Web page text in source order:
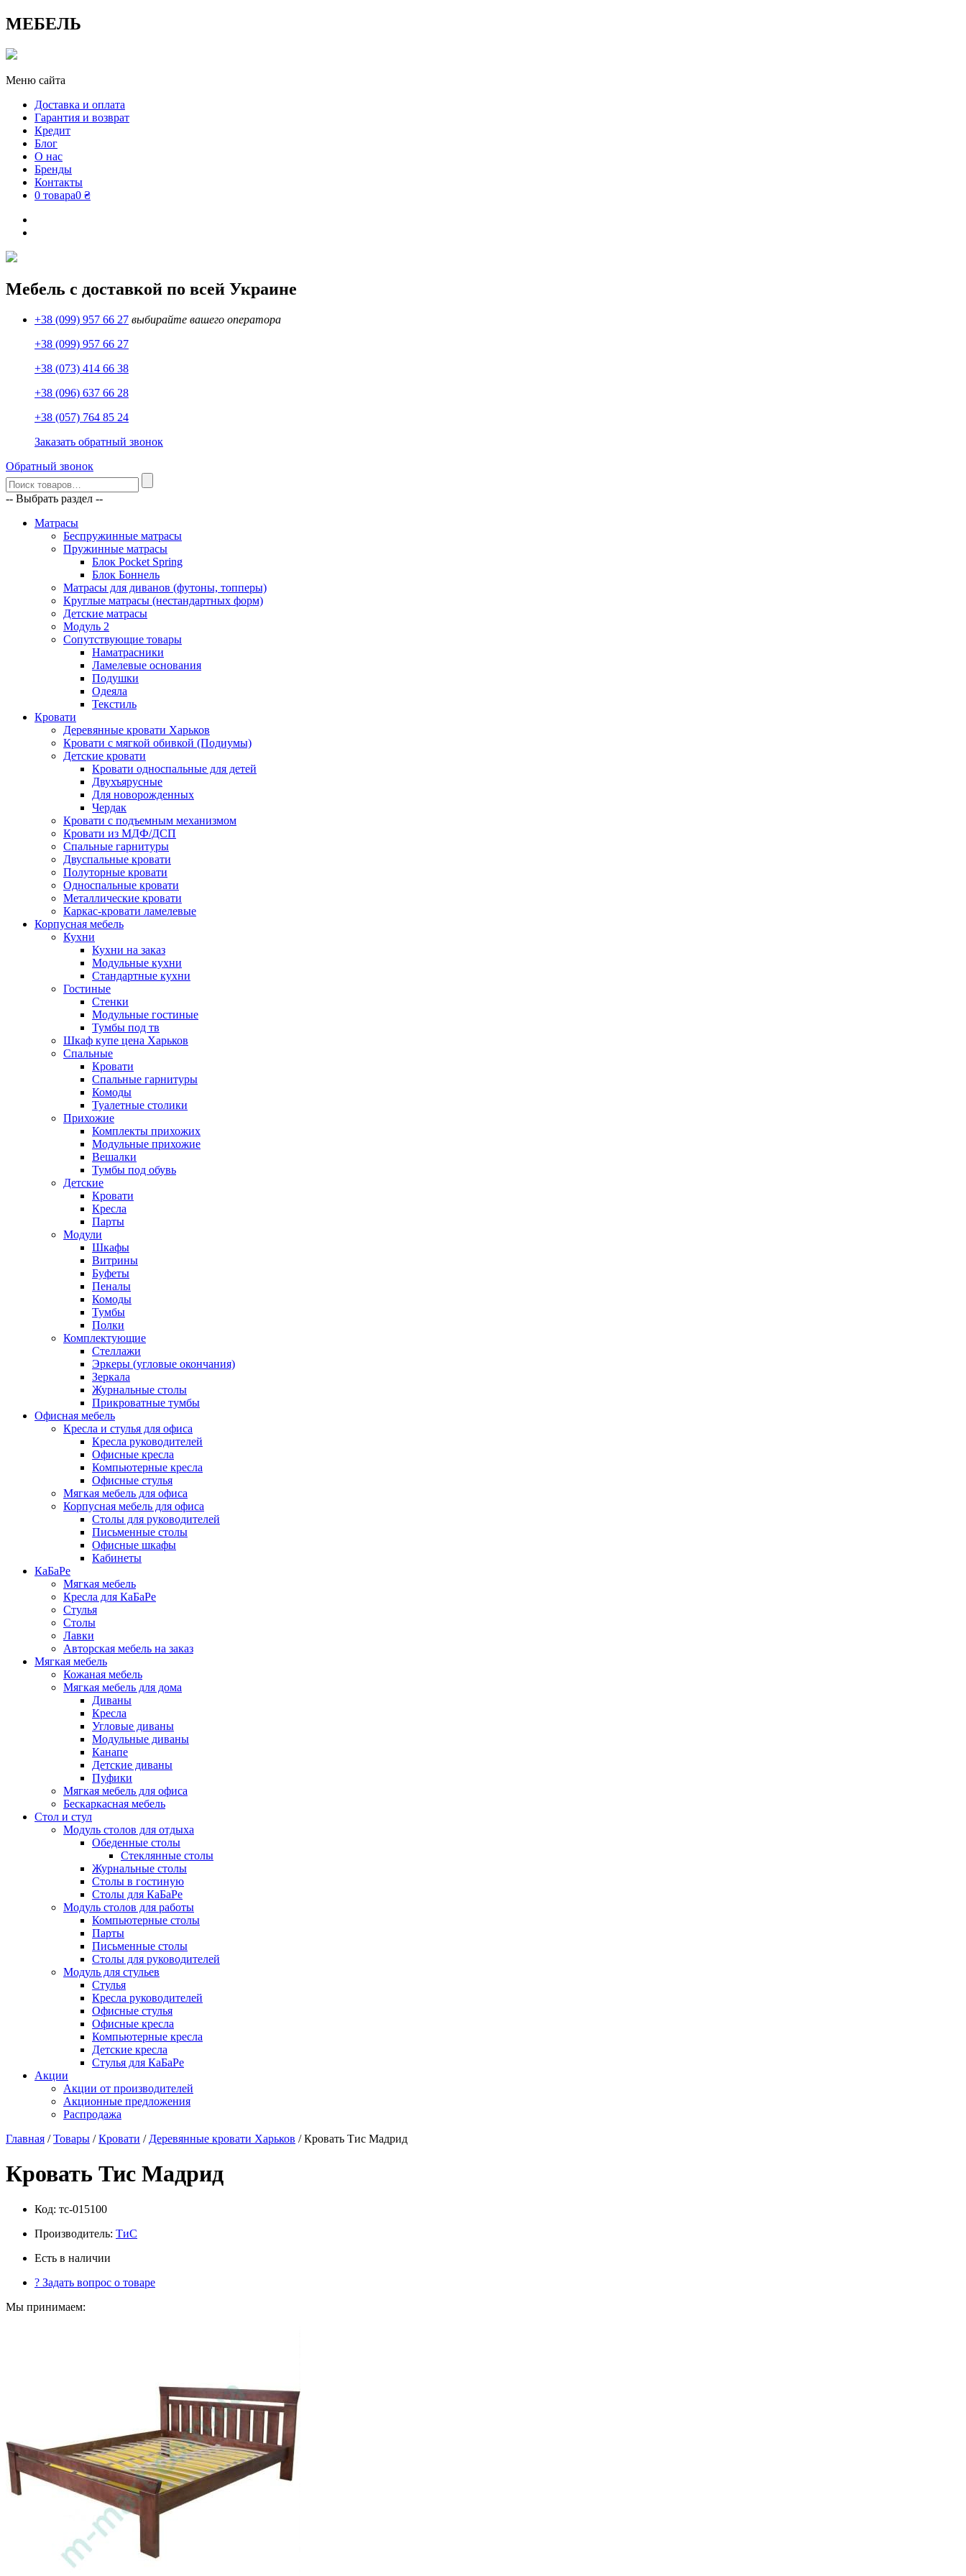
МЕБЕЛЬ
Меню сайта
Доставка и оплата
Гарантия и возврат
Кредит
Блог
О нас
Бренды
Контакты
0 товара0 ₴
Мебель с доставкой по всей Украине
+38 (099) 957 66 27 выбирайте вашего оператора
+38 (099) 957 66 27
+38 (073) 414 66 38
+38 (096) 637 66 28
+38 (057) 764 85 24
Заказать обратный звонок
Обратный звонок
-- Выбрать раздел --
Матрасы
Беспружинные матрасы
Пружинные матрасы
Блок Pocket Spring
Блок Боннель
Матрасы для диванов (футоны, топперы)
Круглые матрасы (нестандартных форм)
Детские матрасы
Модуль 2
Сопутствующие товары
Наматрасники
Ламелевые основания
Подушки
Одеяла
Текстиль
Кровати
Деревянные кровати Харьков
Кровати с мягкой обивкой (Подиумы)
Детские кровати
Кровати односпальные для детей
Двухъярусные
Для новорожденных
Чердак
Кровати с подъемным механизмом
Кровати из МДФ/ДСП
Спальные гарнитуры
Двуспальные кровати
Полуторные кровати
Односпальные кровати
Металлические кровати
Каркас-кровати ламелевые
Корпусная мебель
Кухни
Кухни на заказ
Модульные кухни
Стандартные кухни
Гостиные
Стенки
Модульные гостиные
Тумбы под тв
Шкаф купе цена Харьков
Спальные
Кровати
Спальные гарнитуры
Комоды
Туалетные столики
Прихожие
Комплекты прихожих
Модульные прихожие
Вешалки
Тумбы под обувь
Детские
Кровати
Кресла
Парты
Модули
Шкафы
Витрины
Буфеты
Пеналы
Комоды
Тумбы
Полки
Комплектующие
Стеллажи
Эркеры (угловые окончания)
Зеркала
Журнальные столы
Прикроватные тумбы
Офисная мебель
Кресла и стулья для офиса
Кресла руководителей
Офисные кресла
Компьютерные кресла
Офисные стулья
Мягкая мебель для офиса
Корпусная мебель для офиса
Столы для руководителей
Письменные столы
Офисные шкафы
Кабинеты
КаБаРе
Мягкая мебель
Кресла для КаБаРе
Стулья
Столы
Лавки
Авторская мебель на заказ
Мягкая мебель
Кожаная мебель
Мягкая мебель для дома
Диваны
Кресла
Угловые диваны
Модульные диваны
Канапе
Детские диваны
Пуфики
Мягкая мебель для офиса
Бескаркасная мебель
Стол и стул
Модуль столов для отдыха
Обеденные столы
Стеклянные столы
Журнальные столы
Столы в гостиную
Столы для КаБаРе
Модуль столов для работы
Компьютерные столы
Парты
Письменные столы
Столы для руководителей
Модуль для стульев
Стулья
Кресла руководителей
Офисные стулья
Офисные кресла
Компьютерные кресла
Детские кресла
Стулья для КаБаРе
Акции
Акции от производителей
Акционные предложения
Распродажа
Главная /Товары /Кровати / Деревянные кровати Харьков / Кровать Тис Мадрид
Кровать Тис Мадрид
Код: тс-015100
Производитель: ТиС
Есть в наличии
? Задать вопрос о товаре
Мы принимаем: